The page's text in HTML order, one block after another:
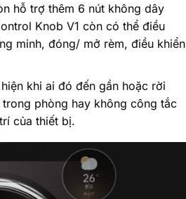
hỗ trợ thêm 6 nút không dây
Knob V1 còn có thể điều
minh, đóng/ mở rèm, điều khiển
khi ai đó đến gần hoặc rời
phòng hay không công tắc
của thiết bị.